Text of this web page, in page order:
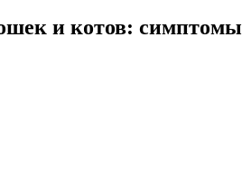
и котов: